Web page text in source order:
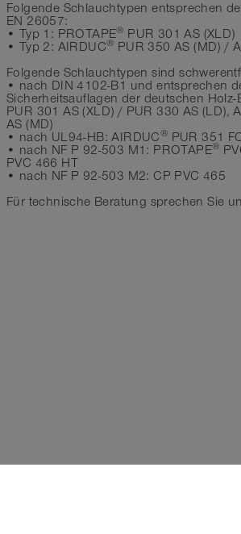
Folgende Schlauchtypen entsprechen
EN 26057:
• Typ 1: PROTAPE® PUR 301 AS (XLD)
• Typ 2: AIRDUC® PUR 350 AS (MD) /
Folgende Schlauchtypen sind
• nach DIN 4102-B1 und entsprechen
Sicherheitsauflagen der deutschen Holz-
PUR 301 AS (XLD) / PUR 330 AS (LD),
AS (MD)
• nach UL94-HB: AIRDUC® PUR 351
• nach NF P 92-503 M1: PROTAPE®
PVC 466 HT
• nach NF P 92-503 M2: CP PVC 465
Für technische Beratung sprechen Sie